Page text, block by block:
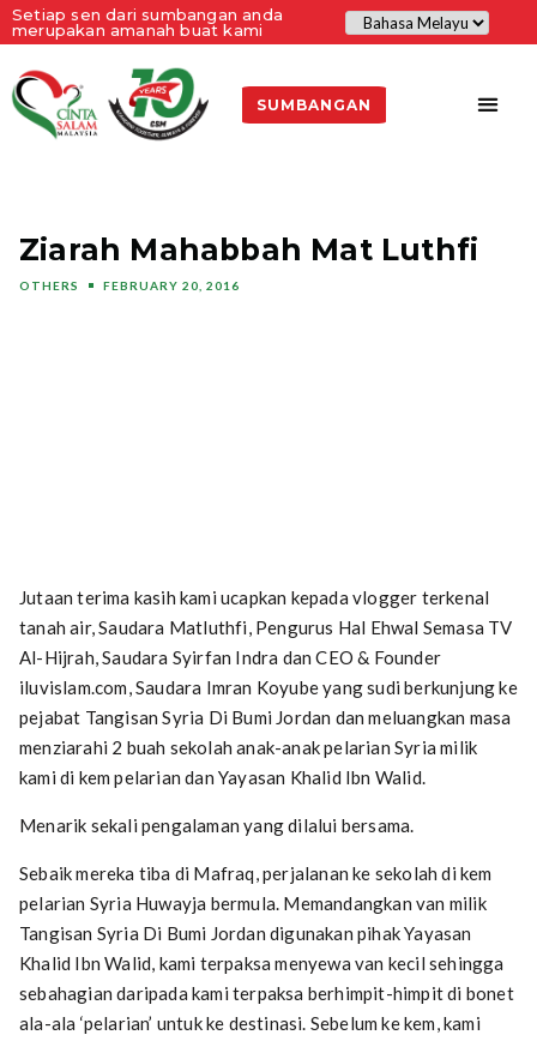
Setiap sen dari sumbangan anda
merupakan amanah buat kami
SUMBANGAN
Ziarah Mahabbah Mat Luthfi
OTHERS FEBRUARY 20, 2016
Jutaan terima kasih kami ucapkan kepada vlogger terkenal
tanah air, Saudara Matluthfi, Pengurus Hal Ehwal Semasa TV
Al-Hijrah, Saudara Syirfan Indra dan CEO & Founder
iluvislam.com, Saudara Imran Koyube yang sudi berkunjung ke
pejabat Tangisan Syria Di Bumi Jordan dan meluangkan masa
menziarahi 2 buah sekolah anak-anak pelarian Syria milik
kami di kem pelarian dan Yayasan Khalid Ibn Walid.
Menarik sekali pengalaman yang dilalui bersama.
Sebaik mereka tiba di Mafraq, perjalanan ke sekolah di kem
pelarian Syria Huwayja bermula. Memandangkan van milik
Tangisan Syria Di Bumi Jordan digunakan pihak Yayasan
Khalid Ibn Walid, kami terpaksa menyewa van kecil sehingga
sebahagian daripada kami terpaksa berhimpit-himpit di bonet
ala-ala ‘pelarian’ untuk ke destinasi. Sebelum ke kem, kami